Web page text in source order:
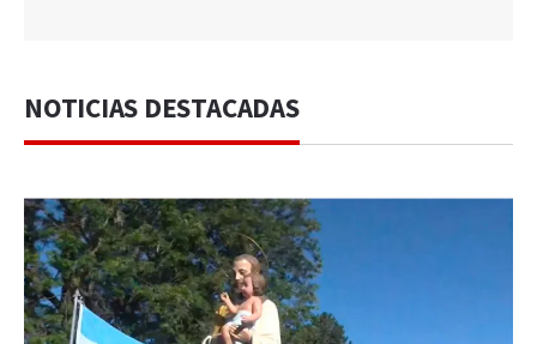
NOTICIAS DESTACADAS